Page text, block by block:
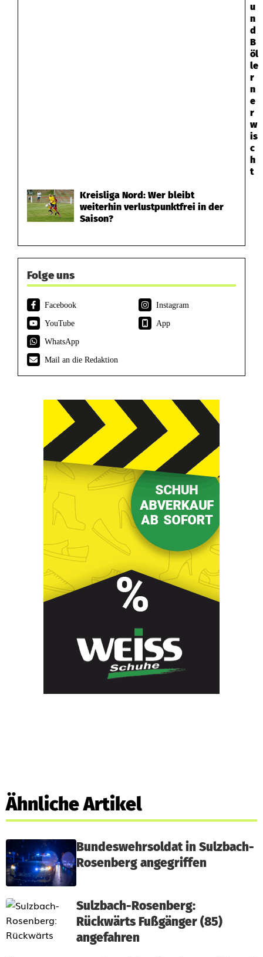
u
n
d
B
öl
le
r
n
e
r
w
is
c
h
t
Kreisliga Nord: Wer bleibt
weiterhin verlustpunktfrei in der
Saison?
Folge uns
Facebook
Instagram
YouTube
App
WhatsApp
Mail an die Redaktion
Ähnliche Artikel
Bundeswehrsoldat in Sulzbach-
Rosenberg angegriffen
Sulzbach-Rosenberg:
Rückwärts Fußgänger (85)
angefahren